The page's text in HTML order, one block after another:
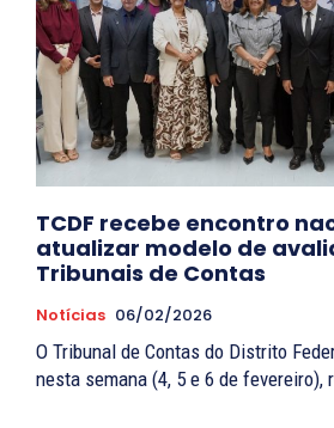
TCDF recebe encontro
atualizar modelo de
Tribunais de Contas
Notícias 06/02/2026
O Tribunal de Contas do Distrito
nesta semana (4, 5 e 6 de